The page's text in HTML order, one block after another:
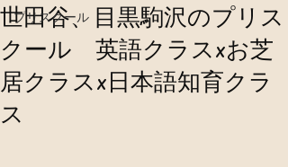
プリスクール
世田谷、目黒駒沢のプリス
クール 英語クラスxお芝
居クラスx日本語知育クラ
ス